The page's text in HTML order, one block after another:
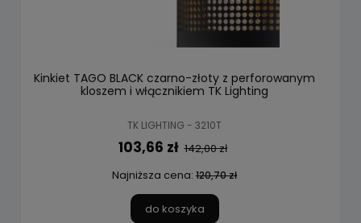
Kinkiet TAGO BLACK czarno-złoty z perforowanym
kloszem i włącznikiem TK Lighting
TK LIGHTING - 3210T
103,66 zł 142,00 zł
Najniższa cena: 120,70 zł
do koszyka